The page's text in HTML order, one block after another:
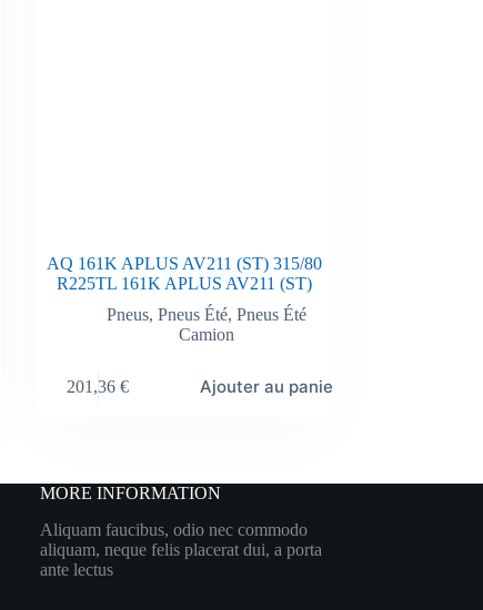
AQ 161K APLUS AV211 (ST) 315/80
R225TL 161K APLUS AV211 (ST)
Pneus, Pneus Été, Pneus Été
Camion
201,36€ Ajouter au panier
MORE INFORMATION
Aliquam faucibus, odio nec commodo
aliquam, neque felis placerat dui, a porta
ante lectus